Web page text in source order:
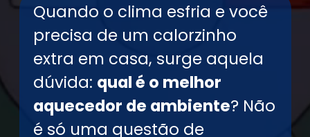
Quando o clima esfria e você
precisa de um calorzinho
extra em casa, surge aquela
dúvida: qual é o melhor
aquecedor de ambiente? Não
é só uma questão de